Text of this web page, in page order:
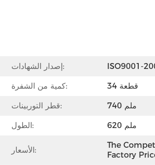
إصدار الشهادات: ISO9001-
كمية من الشفرة: 34 قطعة
قطر التوربينات: 740 ملم
الطول: 620 ملم
الأسعار:
The
Factory